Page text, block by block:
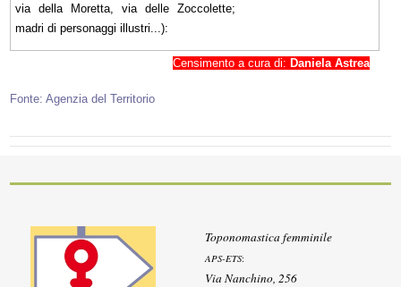
via della Moretta, via delle Zoccolette;
madri di personaggi illustri...):
Censimento a cura di: Daniela Astrea
Fonte: Agenzia del Territorio
Toponomastica femminile
APS-ETS:
Via Nanchino, 256